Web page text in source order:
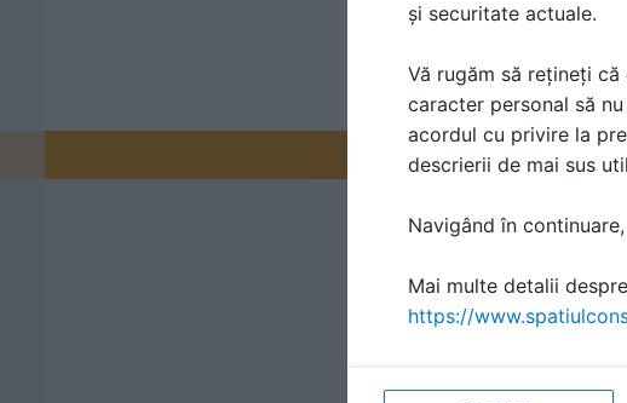
Promovați-vă
și securitate actuale.
Vă rugăm să rețineți
caracter personal să
acordul cu privire la
descrierii de mai sus
Navigând în
Mai multe detalii
https://